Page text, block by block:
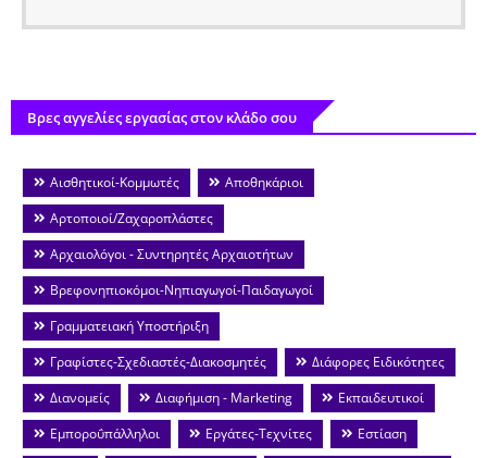
Βρες αγγελίες εργασίας στον κλάδο σου
Αισθητικοί-Κομμωτές
Αποθηκάριοι
Αρτοποιοί/Ζαχαροπλάστες
Αρχαιολόγοι - Συντηρητές Αρχαιοτήτων
Βρεφονηπιοκόμοι-Νηπιαγωγοί-Παιδαγωγοί
Γραμματειακή Υποστήριξη
Γραφίστες-Σχεδιαστές-Διακοσμητές
Διάφορες Ειδικότητες
Διανομείς
Διαφήμιση - Marketing
Εκπαιδευτικοί
Εμποροΰπάλληλοι
Εργάτες-Τεχνίτες
Εστίαση